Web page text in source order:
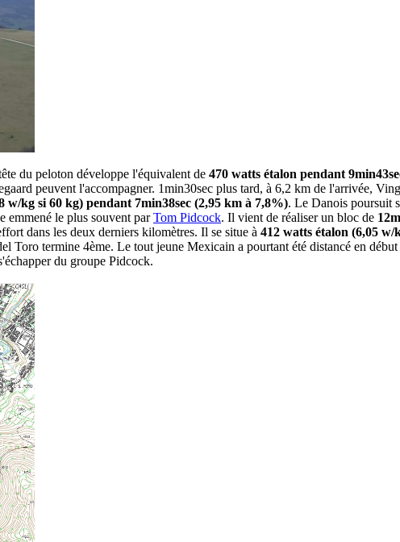
du peloton développe l'équivalent de 470 watts étalon pendant
peuvent l'accompagner. 1min30sec plus tard, à 6,2 km de l'arrivée,
w/kg si 60 kg) pendant 7min38sec (2,95 km à 7,8%). Le Danois poursuit
emmené le plus souvent parTom Pidcock. Il vient de réaliser un bloc de
dans les deux derniers kilomètres. Il se situe à 412 watts étalon (6,05 w/
Toro termine 4ème. Le tout jeune Mexicain a pourtant été distancé en
du groupe Pidcock.